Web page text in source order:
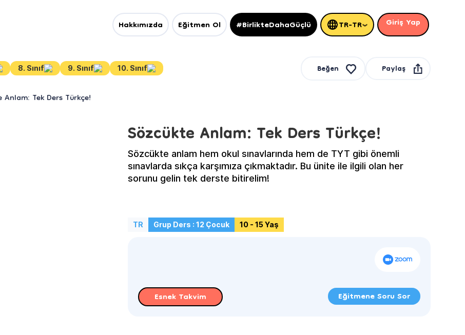
Hakkımızda Eğitmen Ol #BirlikteDahaGüçlü TR-TR Giriş Yap
8. Sınıf 9. Sınıf 10. Sınıf Beğen
Paylaş
Tek Ders Türkçe!
Sözcükte Anlam: Tek Ders Türkçe!
Sözcükte anlam hem okul sınavlarında hem de TYT gibi önemli
sınavlarda sıkça karşımıza çıkmaktadır. Bu ünite ile ilgili olan her
sorunu gelin tek derste bitirelim!
TR Grup Ders : 12 Çocuk 10 - 15 Yaş
Esnek Takvim Eğitmene Soru Sor